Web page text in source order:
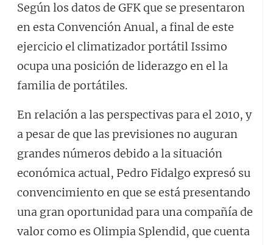
Según los datos de GFK que se presentaron
en esta Convención Anual, a final de este
ejercicio el climatizador portátil Issimo
ocupa una posición de liderazgo en el la
familia de portátiles.
En relación a las perspectivas para el 2010, y
a pesar de que las previsiones no auguran
grandes números debido a la situación
económica actual, Pedro Fidalgo expresó su
convencimiento en que se está presentando
una gran oportunidad para una compañía de
valor como es Olimpia Splendid, que cuenta